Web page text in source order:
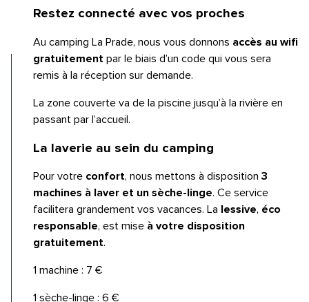
Restez connecté avec vos proches
Au camping La Prade, nous vous donnons accès au wifi
gratuitement par le biais d’un code qui vous sera
remis à la réception sur demande.
La zone couverte va de la piscine jusqu’à la rivière en
passant par l’accueil.
La laverie au sein du camping
Pour votre confort, nous mettons à disposition 3
machines à laver et un sèche-linge. Ce service
facilitera grandement vos vacances. La lessive, éco
responsable, est mise à votre disposition
gratuitement.
1 machine : 7 €
1 sèche-linge : 6 €